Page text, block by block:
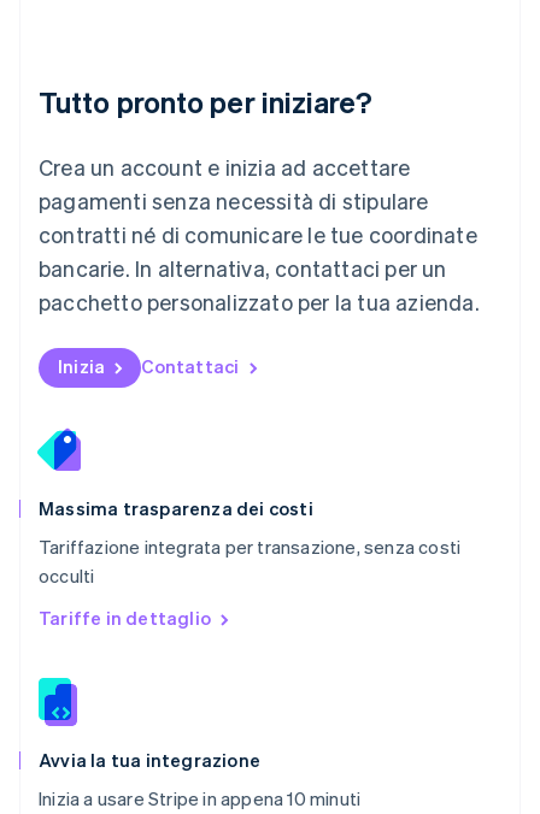
Tutto pronto per iniziare?
Crea un account e inizia ad accettare
pagamenti senza necessità di stipulare
contratti né di comunicare le tue coordinate
bancarie. In alternativa, contattaci per un
pacchetto personalizzato per la tua azienda.
Inizia Contattaci
Massima trasparenza dei costi
Tariffazione integrata per transazione, senza costi
occulti
Tariffe in dettaglio
Avvia la tua integrazione
Inizia a usare Stripe in appena 10 minuti
Malta
English
EspañolEnglish
Norvegia
English
Nuova Zelanda
English
NederlandsEnglish
English
Portogallo
RAS di Hong Kong, Cina
English
English
English
Romania
English
Slovacchia
Slovenia
English Italiano
EspañolEnglish